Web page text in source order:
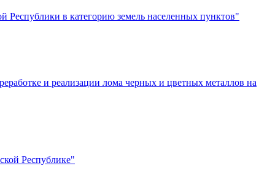
Республики в категорию земель населенных пунктов"
и реализации лома черных и цветных металлов на
Республике"